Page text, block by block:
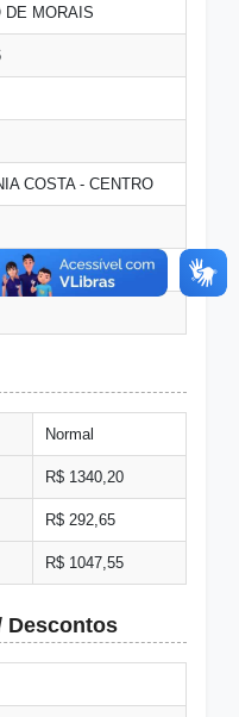
DE MORAIS
COSTA - CENTRO
Normal
R$ 1340,20
R$ 292,65
R$ 1047,55
Descontos